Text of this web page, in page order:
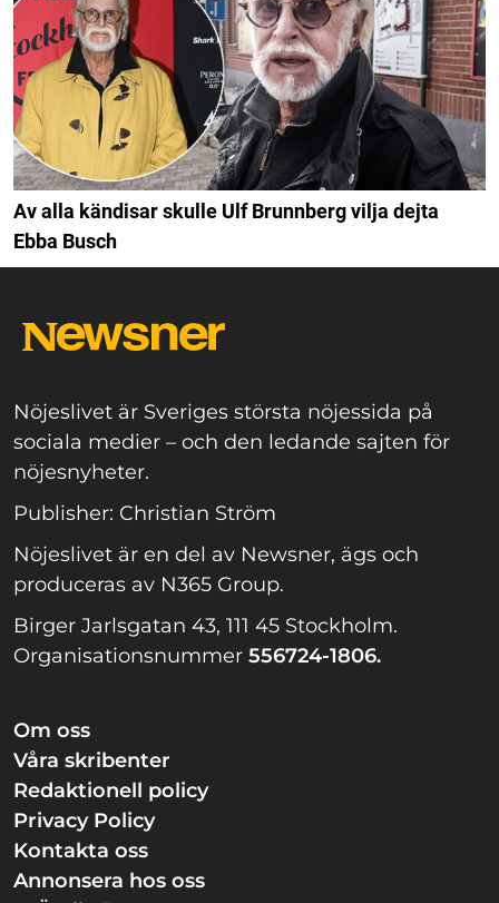
Av alla kändisar skulle Ulf Brunnberg vilja dejta
Ebba Busch
Nöjeslivet är Sveriges största nöjessida på
sociala medier – och den ledande sajten för
nöjesnyheter.
Publisher: Christian Ström
Nöjeslivet är en del av Newsner, ägs och
produceras av N365 Group.
Birger Jarlsgatan 43, 111 45 Stockholm.
Organisationsnummer 556724-1806.
Om oss
Våra skribenter
Redaktionell policy
Privacy Policy
Kontakta oss
Annonsera hos oss